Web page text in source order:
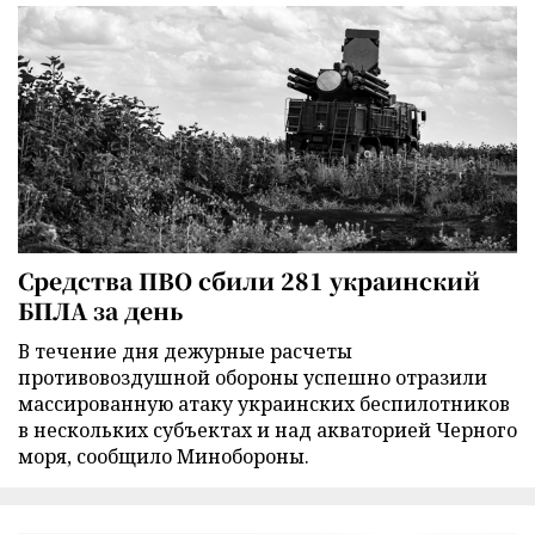
Средства ПВО сбили 281 украинский
БПЛА за день
В течение дня дежурные расчеты
противовоздушной обороны успешно отразили
массированную атаку украинских беспилотников
в нескольких субъектах и над акваторией Черного
моря, сообщило Минобороны.